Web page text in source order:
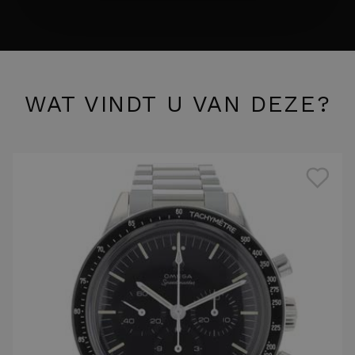
WAT VINDT U VAN DEZE?